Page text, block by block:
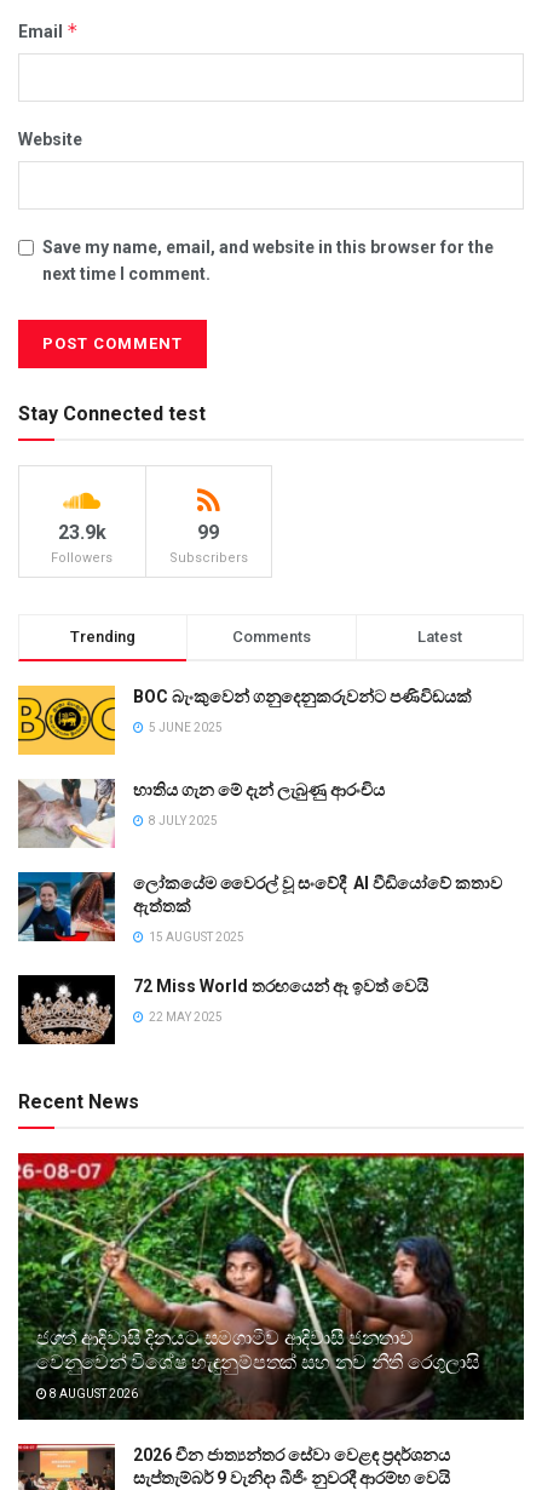
Email *
Website
Save my name, email, and website in this browser for the
next time I comment.
Stay Connected test
23.9k
Followers
99
Subscribers
Trending Comments Latest
BOC බැංකුවෙන් ගනුදෙනුකරුවන්ට පණිවිඩයක්
5 JUNE 2025
භාතිය ගැන මේ දැන් ලැබුණු ආරංචිය
8 JULY 2025
ලෝකයේම වෛරල් වූ සංවේදී AI වීඩියෝවේ කතාව
ඇත්තක්
15 AUGUST 2025
72 Miss World තරඟයෙන් ඈ ඉවත් වෙයි
22 MAY 2025
Recent News
ජගත් ආදිවාසි දිනයට සමගාමීව ආදිවාසී ජනතාව
වෙනුවෙන් විශේෂ හැඳුනුම්පතක් සහ නව නීති රෙගුලාසි
8 AUGUST 2026
2026 චීන ජාත්‍යන්තර සේවා වෙළඳ ප්‍රදර්ශනය
සැප්තැම්බර් 9 වැනිදා බීජිං නුවරදී ආරම්භ වෙයි